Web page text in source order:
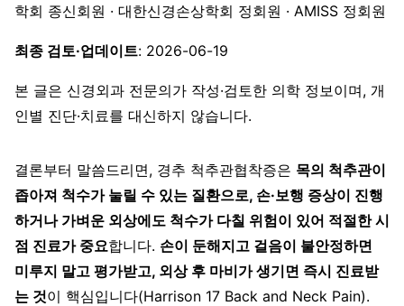
학회 종신회원 · 대한신경손상학회 정회원 · AMISS 정회원
최종 검토·업데이트: 2026-06-19
본 글은 신경외과 전문의가 작성·검토한 의학 정보이며, 개
인별 진단·치료를 대신하지 않습니다.
결론부터 말씀드리면, 경추 척추관협착증은 목의 척추관이
좁아져 척수가 눌릴 수 있는 질환으로, 손·보행 증상이 진행
하거나 가벼운 외상에도 척수가 다칠 위험이 있어 적절한 시
점 진료가 중요합니다. 손이 둔해지고 걸음이 불안정하면
미루지 말고 평가받고, 외상 후 마비가 생기면 즉시 진료받
는 것이 핵심입니다(Harrison 17 Back and Neck Pain).